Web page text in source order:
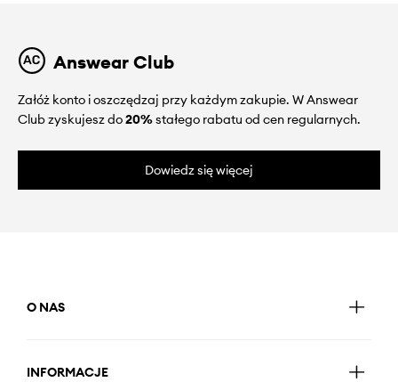
Answear Club
Załóż konto i oszczędzaj przy każdym zakupie. W Answear
Club zyskujesz do20%stałego rabatu od cen regularnych.
Dowiedz się więcej
O NAS
INFORMACJE